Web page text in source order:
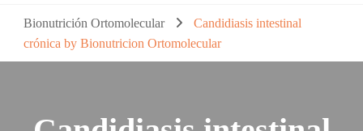
Bionutrición Ortomolecular
Candidiasis intestinal
crónica by Bionutricion Ortomolecular